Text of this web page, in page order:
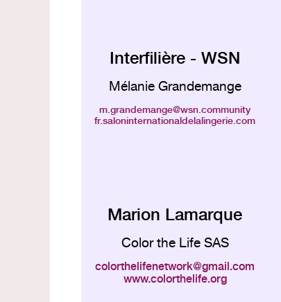
Interfilière - WSN
Mélanie Grandemange
m.grandemange
wsn.community
fr.saloninternationaldelalingerie.com
Marion Lamarque
Color the Life SAS
colorthelifenetwork
gmail.com
www.colorthelife.org